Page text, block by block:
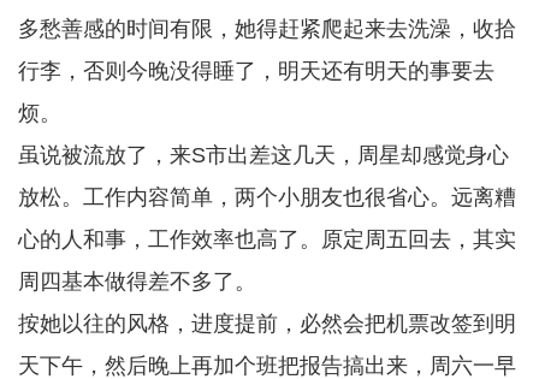
多愁善感的时间有限，她得赶紧爬起来去洗澡，收拾
行李，否则今晚没得睡了，明天还有明天的事要去
烦。
虽说被流放了，来S市出差这几天，周星却感觉身心
放松。工作内容简单，两个小朋友也很省心。远离糟
心的人和事，工作效率也高了。原定周五回去，其实
周四基本做得差不多了。
按她以往的风格，进度提前，必然会把机票改签到明
天下午，然后晚上再加个班把报告搞出来，周六一早